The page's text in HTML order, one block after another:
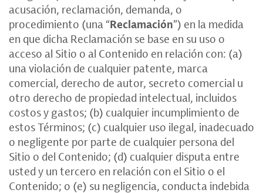
acusación, reclamación, demanda, o
procedimiento (una “Reclamación”) en la medida
en que dicha Reclamación se base en su uso o
acceso al Sitio o al Contenido en relación con: (a)
una violación de cualquier patente, marca
comercial, derecho de autor, secreto comercial u
otro derecho de propiedad intelectual, incluidos
costos y gastos; (b) cualquier incumplimiento de
estos Términos; (c) cualquier uso ilegal, inadecuado
o negligente por parte de cualquier persona del
Sitio o del Contenido; (d) cualquier disputa entre
usted y un tercero en relación con el Sitio o el
Contenido; o (e) su negligencia, conducta indebida